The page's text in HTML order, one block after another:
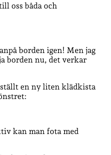
oss båda och
borden igen! Men jag
borden nu, det verkar
ställt en ny liten klädkista
kan man fota med